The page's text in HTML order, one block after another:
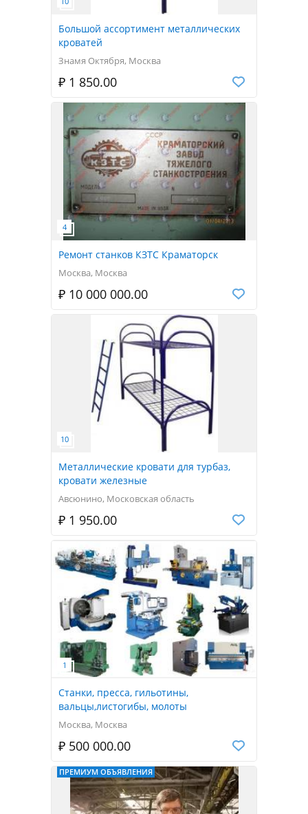
Большой ассортимент металлических
кроватей
Знамя Октября, Москва
₽ 1 850.00
Ремонт станков КЗТС Краматорск
Москва, Москва
₽ 10 000 000.00
Металлические кровати для турбаз,
кровати железные
Авсюнино, Московская область
₽ 1 950.00
Станки, пресса, гильотины,
вальцы,листогибы, молоты
Москва, Москва
₽ 500 000.00
ПРЕМИУМ ОБЪЯВЛЕНИЯ